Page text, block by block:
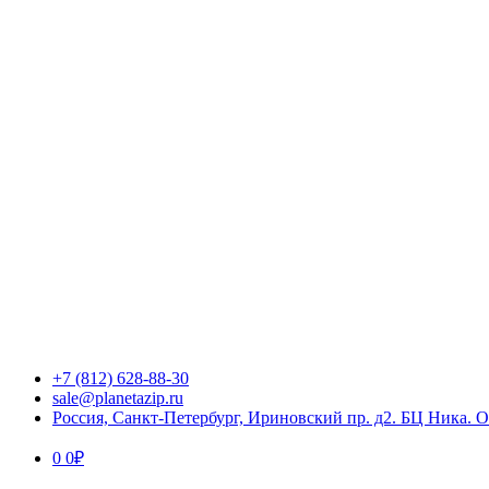
+7 (812) 628-88-30
sale@planetazip.ru
Россия, Санкт-Петербург, Ириновский пр. д2. БЦ Ника.
0 0₽